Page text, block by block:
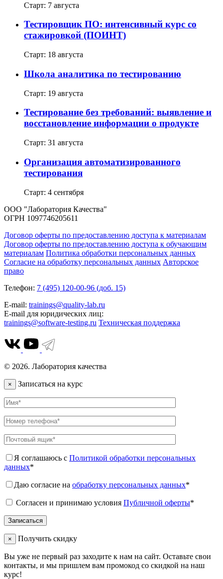
Старт: 7 августа
Тестировщик ПО: интенсивный курс со
стажировкой (ПОИНТ)
Старт: 18 августа
Школа аналитика по тестированию
Старт: 19 августа
Тестирование без требований: выявление и
восстановление информации о продукте
Старт: 31 августа
Организация автоматизированного
тестирования
Старт: 4 сентября
ООО "Лаборатория Качества"
ОГРН 1097746205611
Договор оферты по предоставлению доступа к материалам
Договор оферты по предоставлению доступа к обучающим
материалам Политика обработки персональных данных
Согласие на обработку персональных данных Авторское
право
Телефон: 7 (495) 120-00-96 (доб. 15)
E-mail: trainings@quality-lab.ru
E-mail для юридических лиц:
trainings@software-testing.ru Техническая поддержка
© 2026. Лаборатория качества
× Записаться на курс
Я соглашаюсь с Политикой обработки персональных
данных*
Даю согласие на обработку персональных данных*
Согласен и принимаю условия Публичной оферты*
× Получить скидку
Вы уже не первый раз заходите к нам на сайт. Оставьте свои
контакты, и мы пришлем вам промокод со скидкой на наш
курс!